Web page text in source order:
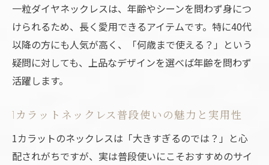
40代の普段使いに映えるコーディネート法
40代にも似合う一粒ジュエリーの魅力とは
40代女性が輝く一粒ジュエリーの選び方
一粒ダイヤネックレスが40代に人気の理由
説
普段使いで華やぐ40代向けコーデ術
ジュエリーで叶える40代の洗練スタイル
一粒ダイヤネックレスは、年齢やシーンを問わず身につ
けられるため、長く愛用できるアイテムです。特に40代
以降の方にも人気が高く、「何歳まで使える？」という
疑問に対しても、上品なデザインを選べば年齢を問わず
活躍します。
1カラットネックレス普段使いの魅力と実用性
1カラットのネックレスは「大きすぎるのでは？」と心
配されがちですが、実は普段使いにこそおすすめのサイ